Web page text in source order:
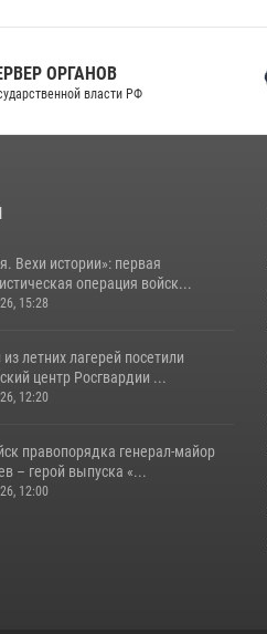
ОРГАНОВ
власти РФ
Вехи истории»: первая
операция войск...
15:28
летних лагерей посетили
центр Росгвардии ...
12:20
правопорядка генерал-майор
– герой выпуска «...
12:00